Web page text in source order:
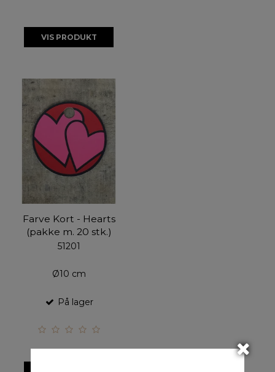
VIS PRODUKT
Farve Kort - Hearts
(pakke m. 20 stk.)
51201
Ø10 cm
På lager